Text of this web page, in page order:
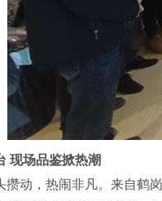
场品鉴掀热潮
，热闹非凡。来自鹤岗